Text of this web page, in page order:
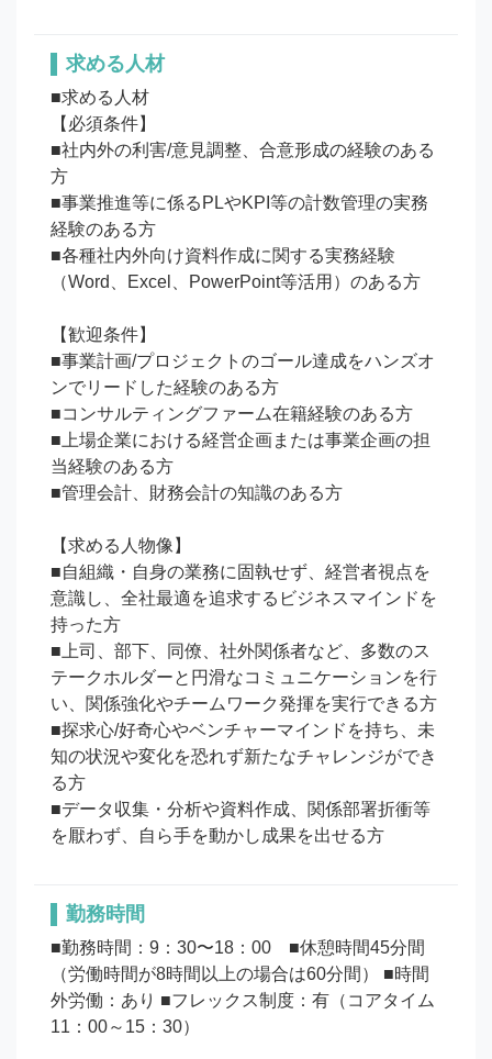
求める人材
■求める人材
【必須条件】
■社内外の利害/意見調整、合意形成の経験のある
方
■事業推進等に係るPLやKPI等の計数管理の実務
経験のある方
■各種社内外向け資料作成に関する実務経験
（Word、Excel、PowerPoint等活用）のある方
【歓迎条件】
■事業計画/プロジェクトのゴール達成をハンズオ
ンでリードした経験のある方
■コンサルティングファーム在籍経験のある方
■上場企業における経営企画または事業企画の担
当経験のある方
■管理会計、財務会計の知識のある方
【求める人物像】
■自組織・自身の業務に固執せず、経営者視点を
意識し、全社最適を追求するビジネスマインドを
持った方
■上司、部下、同僚、社外関係者など、多数のス
テークホルダーと円滑なコミュニケーションを行
い、関係強化やチームワーク発揮を実行できる方
■探求心/好奇心やベンチャーマインドを持ち、未
知の状況や変化を恐れず新たなチャレンジができ
る方
■データ収集・分析や資料作成、関係部署折衝等
勤務時間
■勤務時間：9：30〜18：00　■休憩時間45分間
（労働時間が8時間以上の場合は60分間） ■時間
外労働：あり ■フレックス制度：有（コアタイム
11：00～15：30）